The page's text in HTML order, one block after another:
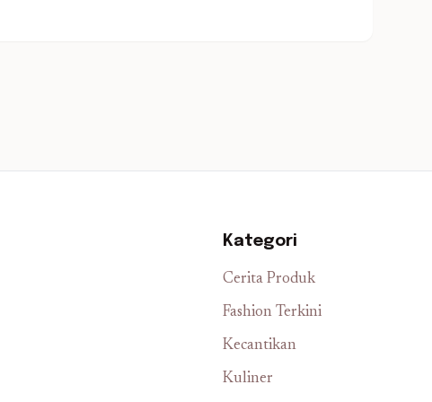
Kategori
Cerita Produk
Fashion Terkini
Kecantikan
Kuliner